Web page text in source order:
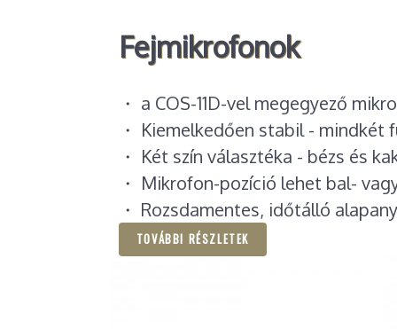
Fejmikrofonok
・ a COS-11D-vel megegyező
・ Kiemelkedően stabil - mindkét
・ Két szín választéka - bézs és
・ Mikrofon-pozíció lehet bal-
・ Rozsdamentes, időtálló
TOVÁBBI RÉSZLETEK